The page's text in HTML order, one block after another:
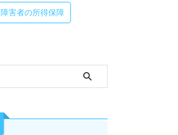
障害者の所得保障